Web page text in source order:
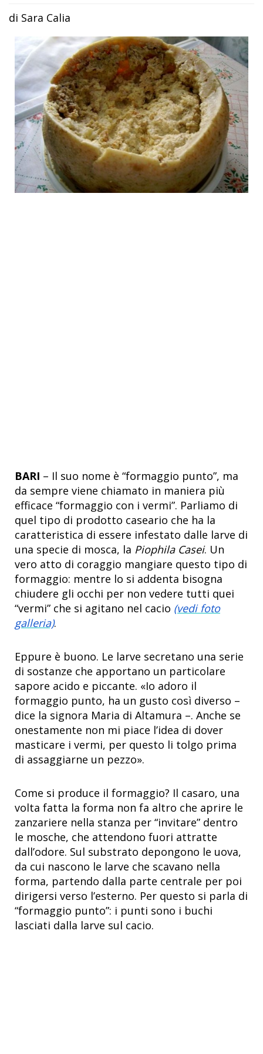
di Sara Calia
BARI – Il suo nome è “formaggio punto”, ma
da sempre viene chiamato in maniera più
efficace “formaggio con i vermi”. Parliamo di
quel tipo di prodotto caseario che ha la
caratteristica di essere infestato dalle larve di
una specie di mosca, la Piophila Casei. Un
vero atto di coraggio mangiare questo tipo di
formaggio: mentre lo si addenta bisogna
chiudere gli occhi per non vedere tutti quei
“vermi” che si agitano nel cacio (vedi foto
galleria).
Eppure è buono. Le larve secretano una serie
di sostanze che apportano un particolare
sapore acido e piccante. «Io adoro il
formaggio punto, ha un gusto così diverso –
dice la signora Maria di Altamura –. Anche se
onestamente non mi piace l’idea di dover
masticare i vermi, per questo li tolgo prima
di assaggiarne un pezzo».
Come si produce il formaggio? Il casaro, una
volta fatta la forma non fa altro che aprire le
zanzariere nella stanza per “invitare” dentro
le mosche, che attendono fuori attratte
dall’odore. Sul substrato depongono le uova,
da cui nascono le larve che scavano nella
forma, partendo dalla parte centrale per poi
dirigersi verso l’esterno. Per questo si parla di
“formaggio punto”: i punti sono i buchi
lasciati dalla larve sul cacio.